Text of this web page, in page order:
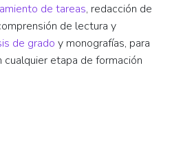
de tareas, redacción de
de lectura y
de grado y monografías, para
etapa de formación